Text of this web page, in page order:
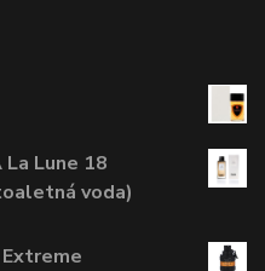
La Lune 18
voda)
Extreme